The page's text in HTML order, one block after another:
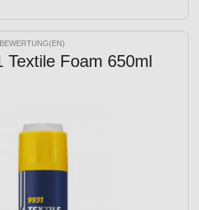
Textile Foam 650ml